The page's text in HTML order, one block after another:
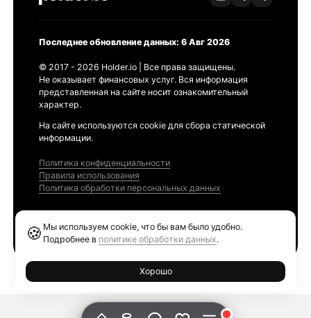
Последнее обновление данных: 6 Авг 2026
© 2017 - 2026 Holder.io | Все права защищены.
Не оказывает финансовых услуг. Вся информация
представленная на сайте носит ознакомительный
характер.
На сайте используются cookie для сбора статической
информации.
Политика конфиденциальности
Правила использования
Политика обработки персональных данных
🍪 Мы используем cookie, что бы вам было удобно.
Подробнее в политике обработки данных.
Хорошо
Ethereum GAS Tracker